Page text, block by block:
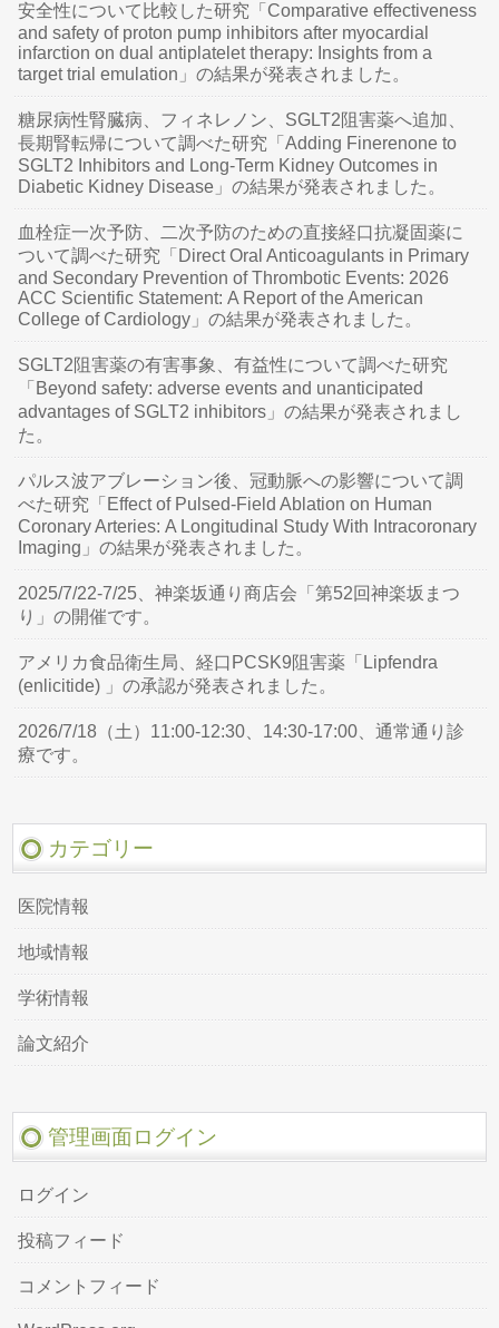
安全性について比較した研究「Comparative effectiveness
and safety of proton pump inhibitors after myocardial
infarction on dual antiplatelet therapy: Insights from a
target trial emulation」の結果が発表されました。
糖尿病性腎臓病、フィネレノン、SGLT2阻害薬へ追加、
長期腎転帰について調べた研究「Adding Finerenone to
SGLT2 Inhibitors and Long-Term Kidney Outcomes in
Diabetic Kidney Disease」の結果が発表されました。
血栓症一次予防、二次予防のための直接経口抗凝固薬に
ついて調べた研究「Direct Oral Anticoagulants in Primary
and Secondary Prevention of Thrombotic Events: 2026
ACC Scientific Statement: A Report of the American
College of Cardiology」の結果が発表されました。
SGLT2阻害薬の有害事象、有益性について調べた研究
「Beyond safety: adverse events and unanticipated
advantages of SGLT2 inhibitors」の結果が発表されまし
た。
パルス波アブレーション後、冠動脈への影響について調
べた研究「Effect of Pulsed-Field Ablation on Human
Coronary Arteries: A Longitudinal Study With Intracoronary
Imaging」の結果が発表されました。
2025/7/22-7/25、神楽坂通り商店会「第52回神楽坂まつ
り」の開催です。
アメリカ食品衛生局、経口PCSK9阻害薬「Lipfendra
(enlicitide) 」の承認が発表されました。
2026/7/18（土）11:00-12:30、14:30-17:00、通常通り診
療です。
カテゴリー
医院情報
地域情報
学術情報
論文紹介
管理画面ログイン
ログイン
投稿フィード
コメントフィード